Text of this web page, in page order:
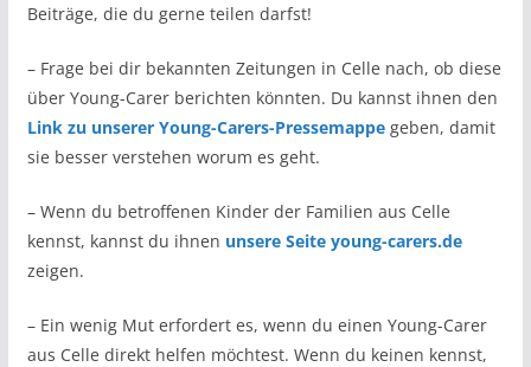
Beiträge, die du gerne teilen darfst!
– Frage bei dir bekannten Zeitungen in Celle nach, ob diese
über Young-Carer berichten könnten. Du kannst ihnen den
Link zu unserer Young-Carers-Pressemappegeben, damit
sie besser verstehen worum es geht.
– Wenn du betroffenen Kinder der Familien aus Celle
kennst, kannst du ihnen unsere Seite young-carers.de
zeigen.
– Ein wenig Mut erfordert es, wenn du einen Young-Carer
aus Celle direkt helfen möchtest. Wenn du keinen kennst,